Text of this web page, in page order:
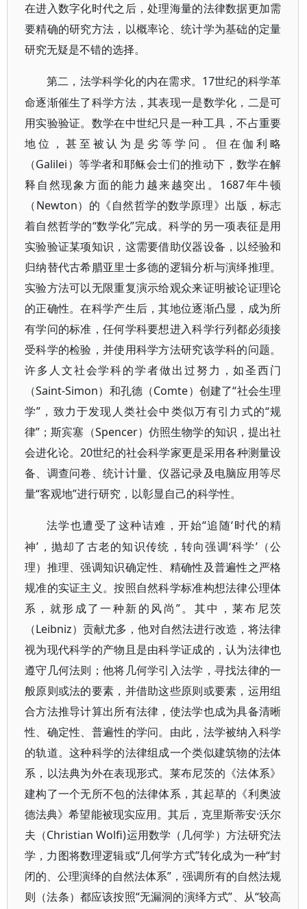
在进入数字化时代之后，处理海量的法律数据更加需
要精确的研究方法，以概率论、统计学为基础的定量
研究无疑是不错的选择。
第二，法学科学化的内在需求。 17世纪的科学革
命逐渐催生了科学方法，其表现一是数学化，二是可
用实验验证。数学在中世纪只是一种工具，不占重要
地位，甚至被认为是劣等学问。但在伽利略
（Galilei）等学者和耶稣会士们的推动下，数学在解
释自然现象方面的能力越来越突出。1687年牛顿
（Newton）的《自然哲学的数学原理》出版，标志
着自然哲学的“数学化”完成。科学的另一项表征是用
实验验证某项知识，这需要借助仪器设备，以经验和
归纳替代古希腊亚里士多德的逻辑分析与演绎推理。
实验方法可以无限重复演示给观众来证明被论证理论
的正确性。在科学产生后，其地位逐渐凸显，成为所
有学问的标准，任何学科要想进入科学行列都必须接
受科学的检验，并使用科学方法研究该学科的问题。
许多人文社会学科的学者做出过努力，如圣西门
（Saint-Simon）和孔德（Comte）创建了“社会生理
学”，致力于发现人类社会中类似万有引力式的“规
律”；斯宾塞（Spencer）仿照生物学的知识，提出社
会进化论。20世纪的社会科学家更是采用各种测量设
备、调查问卷、统计计量、仪器记录及电脑应用等尽
量“客观地”进行研究，以彰显自己的科学性。
法学也遭受了这种诘难，开始“追随‘时代的精
神’，抛却了古老的知识传统，转向强调‘科学’（公
理）推理、强调知识确定性、精确性及普遍性之严格
规准的实证主义。按照自然科学标准构想法律公理体
系，就形成了一种新的风尚”。其中，莱布尼茨
（Leibniz）贡献尤多，他对自然法进行改造，将法律
视为现代科学的产物且是由科学证成的，认为法律也
遵守几何法则；他将几何学引入法学，寻找法律的一
般原则或法的要素，并借助这些原则或要素，运用组
合方法推导计算出所有法律，使法学也成为具备清晰
性、确定性、普遍性的学问。由此，法学被纳入科学
的轨道。这种科学的法律组成一个类似建筑物的法体
系，以法典为外在表现形式。莱布尼茨的《法体系》
建构了一个无所不包的法律体系，其起草的《利奥波
德法典》希望能被现实应用。其后，克里斯蒂安·沃尔
夫（Christian Wolﬁ)运用数学（几何学）方法研究法
学，力图将数理逻辑或“几何学方式”转化成为一种“封
闭的、公理演绎的自然法体系”，强调所有的自然法规
则（法条）都应该按照“无漏洞的演绎方式”、从“较高